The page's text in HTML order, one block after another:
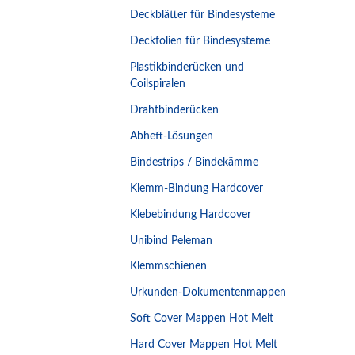
Deckblätter für Bindesysteme
Deckfolien für Bindesysteme
Plastikbinderücken und
Coilspiralen
Drahtbinderücken
Abheft-Lösungen
Bindestrips / Bindekämme
Klemm-Bindung Hardcover
Klebebindung Hardcover
Unibind Peleman
Klemmschienen
Urkunden-Dokumentenmappen
Soft Cover Mappen Hot Melt
Hard Cover Mappen Hot Melt